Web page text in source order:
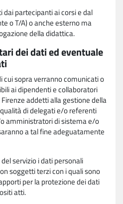
partecipanti ai corsi e dal
o T/A) o anche esterno ma
della didattica.
dei dati ed eventuale
sopra verranno comunicati o
ai dipendenti e collaboratori
addetti alla gestione della
di delegati e/o referenti
amministratori di sistema e/o
a tal fine adeguatamente
servizio i dati personali
soggetti terzi con i quali sono
per la protezione dei dati
atti.